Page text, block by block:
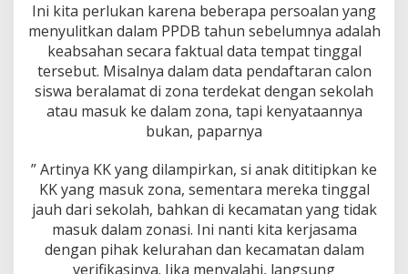
Ini kita perlukan karena beberapa persoalan yang
menyulitkan dalam PPDB tahun sebelumnya adalah
keabsahan secara faktual data tempat tinggal
tersebut. Misalnya dalam data pendaftaran calon
siswa beralamat di zona terdekat dengan sekolah
atau masuk ke dalam zona, tapi kenyataannya
bukan, paparnya
” Artinya KK yang dilampirkan, si anak dititipkan ke
KK yang masuk zona, sementara mereka tinggal
jauh dari sekolah, bahkan di kecamatan yang tidak
masuk dalam zonasi. Ini nanti kita kerjasama
dengan pihak kelurahan dan kecamatan dalam
verifikasinya. Jika menyalahi, langsung